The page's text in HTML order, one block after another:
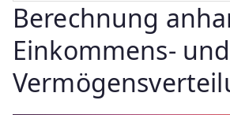
Berechnung
Einkommens- und